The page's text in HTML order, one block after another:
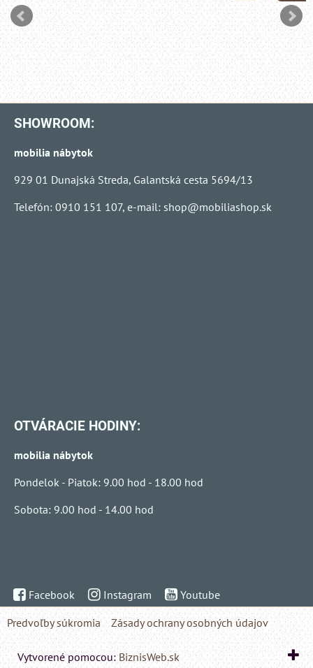
SHOWROOM:
mobilia nábytok
929 01 Dunajská Streda, Galantská cesta 5694/13
Telefón: 0910 151 107, e-mail: shop@mobiliashop.sk
OTVÁRACIE HODINY:
mobilia nábytok
Pondelok - Piatok: 9.00 hod - 18.00 hod
Sobota: 9.00 hod - 14.00 hod
Facebook Instagram
Youtube
Predvoľby súkromia
Zásady ochrany osobných údajov
Vytvorené pomocou:BiznisWeb.sk